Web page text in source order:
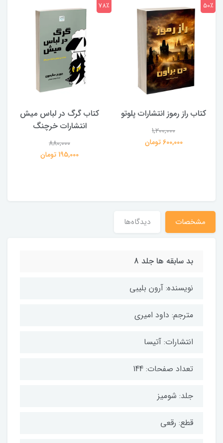
کتاب راز رموز انتشارات پلوتو
1,200,000
600,000 تومان
50٪
کتاب گرگ در لباس میش
انتشارات خرچنگ
880,000
195,000 تومان
78٪
مشخصات دیدگاه‌ها
بد سابقه ها جلد 8
نویسنده: آرون بلیبی
مترجم: داود امیری
انتشارات: آتیسا
تعداد صفحات: 144
جلد: شومیز
قطع: رقعی